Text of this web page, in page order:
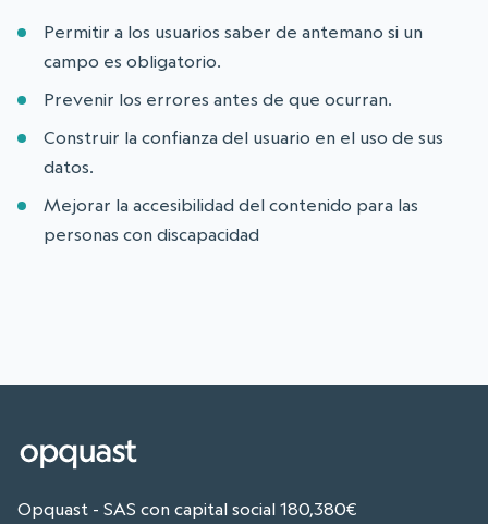
Permitir a los usuarios saber de antemano si un
campo es obligatorio.
Prevenir los errores antes de que ocurran.
Construir la confianza del usuario en el uso de sus
datos.
Mejorar la accesibilidad del contenido para las
personas con discapacidad
Opquast - SAS con capital social 180,380€